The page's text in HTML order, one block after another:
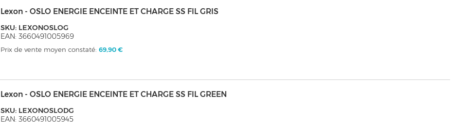
Lexon - OSLO ENERGIE ENCEINTE ET CHARGE SS FIL GRIS
SKU: LEXONOSLOG
EAN: 3660491005969
Prix de vente moyen constaté:69,90 €
Lexon - OSLO ENERGIE ENCEINTE ET CHARGE SS FIL GREEN
SKU: LEXONOSLODG
EAN: 3660491005945